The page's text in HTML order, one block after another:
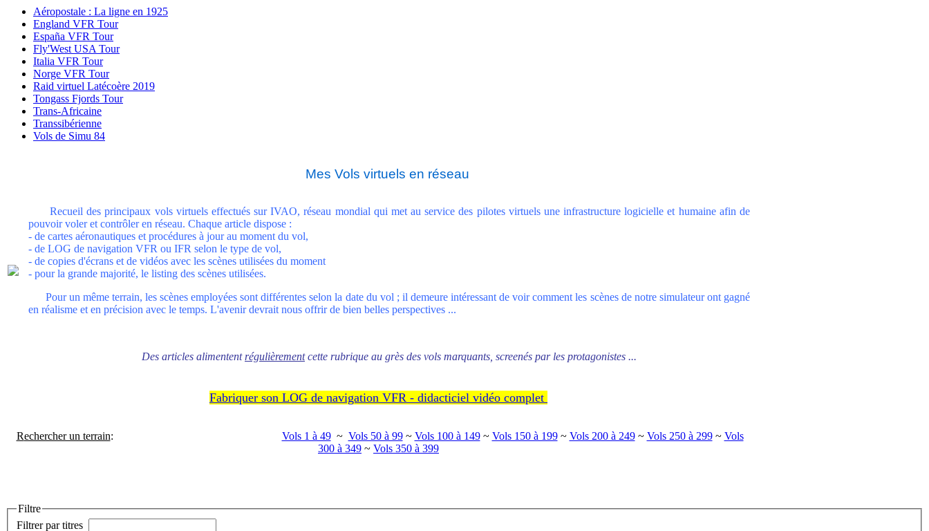
Aéropostale : La ligne en 1925
England VFR Tour
España VFR Tour
Fly'West USA Tour
Italia VFR Tour
Norge VFR Tour
Raid virtuel Latécoère 2019
Tongass Fjords Tour
Trans-Africaine
Transsibérienne
Vols de Simu 84
Mes Vols virtuels en réseau
Recueil des principaux vols virtuels effectués sur IVAO, réseau mondial qui met au service des pilotes virtuels une infrastructure logicielle et humaine afin de
pouvoir voler et contrôler en réseau. Chaque article dispose :
- de cartes aéronautiques et procédures à jour au moment du vol,
- de LOG de navigation VFR ou IFR selon le type de vol,
- de copies d'écrans et de vidéos avec les scènes utilisées du moment
- pour la grande majorité, le listing des scènes utilisées.
Pour un même terrain, les scènes employées sont différentes selon la date du vol ; il demeure intéressant de voir comment les scènes de notre simulateur ont gagné
en réalisme et en précision avec le temps. L'avenir devrait nous offrir de bien belles perspectives ...
Des articles alimentent régulièrementcette rubrique au grès des vols marquants, screenés par les protagonistes ...
Fabriquer son LOG de navigation VFR - didacticiel vidéo complet
Rechercher un terrain: Vols 1 à 49~ Vols 50 à 99~ Vols 100 à 149~ Vols 150 à 199~ Vols 200 à 249~ Vols 250 à 299~ Vols
300 à 349 ~ Vols 350 à 399
Filtre
Filtrer par titres